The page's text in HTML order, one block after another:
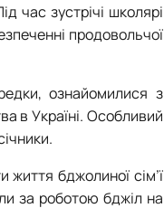
час зустрічі школярі
продовольчої
ознайомилися з
в Україні. Особливий
життя бджолиної сім’ї
за роботою бджіл на